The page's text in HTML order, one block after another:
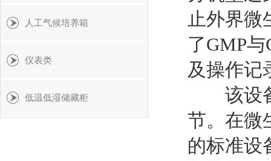
止外界微
了GMP
及操作记
该设备
节。在微
的标准设
人工气候培养箱
仪表类
低温低湿储藏柜